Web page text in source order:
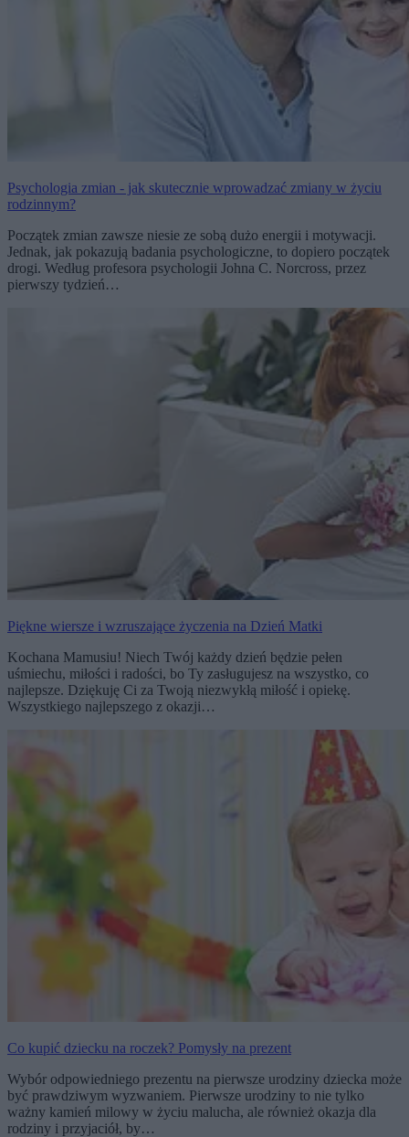
Psychologia zmian - jak skutecznie wprowadzać zmiany w życiu
rodzinnym?
Początek zmian zawsze niesie ze sobą dużo energii i motywacji.
Jednak, jak pokazują badania psychologiczne, to dopiero początek
drogi. Według profesora psychologii Johna C. Norcross, przez
pierwszy tydzień…
Piękne wiersze i wzruszające życzenia na Dzień Matki
Kochana Mamusiu! Niech Twój każdy dzień będzie pełen
uśmiechu, miłości i radości, bo Ty zasługujesz na wszystko, co
najlepsze. Dziękuję Ci za Twoją niezwykłą miłość i opiekę.
Wszystkiego najlepszego z okazji…
Co kupić dziecku na roczek? Pomysły na prezent
Wybór odpowiedniego prezentu na pierwsze urodziny dziecka może
być prawdziwym wyzwaniem. Pierwsze urodziny to nie tylko
ważny kamień milowy w życiu malucha, ale również okazja dla
rodziny i przyjaciół, by…